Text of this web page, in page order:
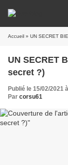
Accueil » UN SECRET
UN SECRET
secret ?)
Publié le 15/02/2021
Par corsu61